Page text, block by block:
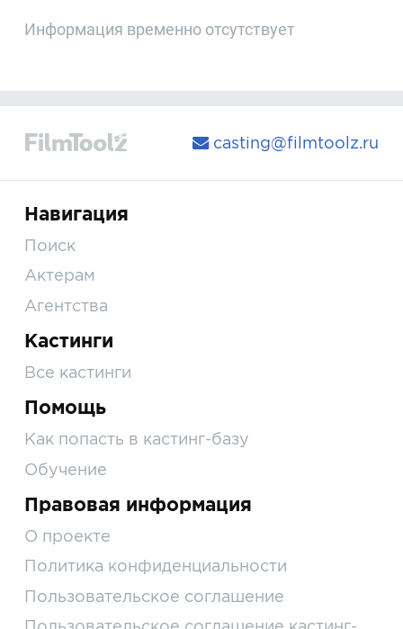
Информация временно отсутствует
casting@filmtoolz.ru
Навигация
Поиск
Актерам
Агентства
Кастинги
Все кастинги
Помощь
Как попасть в кастинг-базу
Обучение
Правовая информация
О проекте
Политика конфиденциальности
Пользовательское соглашение